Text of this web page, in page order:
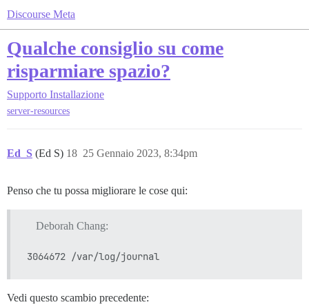
Discourse Meta
Qualche consiglio su come
risparmiare spazio?
Supporto Installazione
server-resources
Ed_S (Ed S) 25 Gennaio 2023, 8:34pm
18
Penso che tu possa migliorare le cose qui:
Deborah Chang:
Vedi questo scambio precedente: